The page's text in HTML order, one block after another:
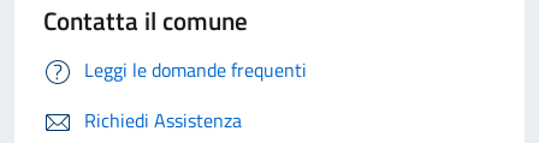
Contatta il comune
Leggi le domande frequenti
Richiedi Assistenza